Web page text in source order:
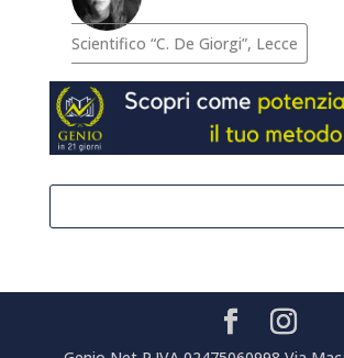
Scientifico “C. De Giorgi”, Lecce